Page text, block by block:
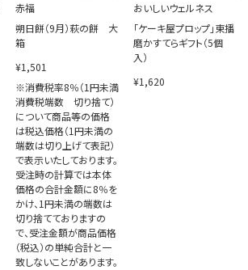
赤福
朔日餅（9月）萩の餅 大
箱
¥1,501
※消費税率8％（1円未満
消費税端数 切り捨て）
について商品等の価格
は税込価格（1円未満の
端数は切り上げて表記）
で表示いたしております。
受注時の計算では本体
価格の合計金額に8％を
かけ、1円未満の端数は
切り捨てておりますの
で、受注金額が商品価格
（税込）の単純合計と一
致しないことがあります。
おいしいウェルネス
「ケーキ屋プロップ」東播
磨かすてらギフト（5個
入）
¥1,620